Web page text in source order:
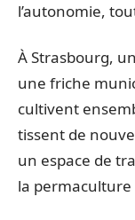
l’autonomie,
À Strasbourg, un
une friche
cultivent
tissent de
un espace de
la